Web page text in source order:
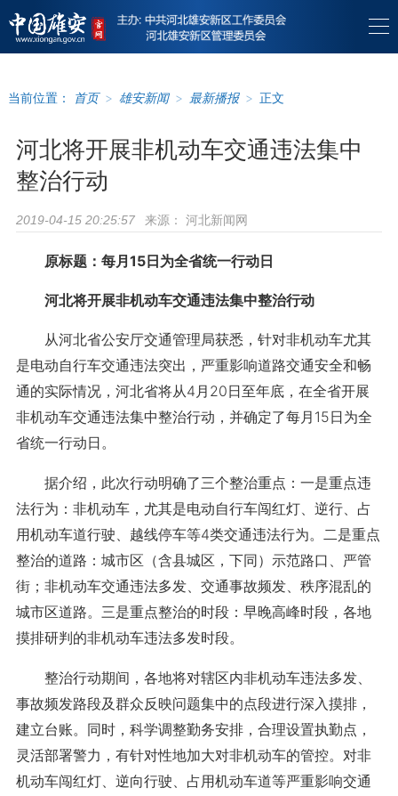
当前位置： 首页 > 雄安新闻 > 最新播报 > 正文
河北将开展非机动车交通违法集中
整治行动
2019-04-15 20:25:57 来源： 河北新闻网
原标题：每月15日为全省统一行动日
河北将开展非机动车交通违法集中整治行动
从河北省公安厅交通管理局获悉，针对非机动车尤其
是电动自行车交通违法突出，严重影响道路交通安全和畅
通的实际情况，河北省将从4月20日至年底，在全省开展
非机动车交通违法集中整治行动，并确定了每月15日为全
省统一行动日。
据介绍，此次行动明确了三个整治重点：一是重点违
法行为：非机动车，尤其是电动自行车闯红灯、逆行、占
用机动车道行驶、越线停车等4类交通违法行为。二是重点
整治的道路：城市区（含县城区，下同）示范路口、严管
街；非机动车交通违法多发、交通事故频发、秩序混乱的
城市区道路。三是重点整治的时段：早晚高峰时段，各地
摸排研判的非机动车违法多发时段。
整治行动期间，各地将对辖区内非机动车违法多发、
事故频发路段及群众反映问题集中的点段进行深入摸排，
建立台账。同时，科学调整勤务安排，合理设置执勤点，
灵活部署警力，有针对性地加大对非机动车的管控。对非
机动车闯红灯、逆向行驶、占用机动车道等严重影响交通